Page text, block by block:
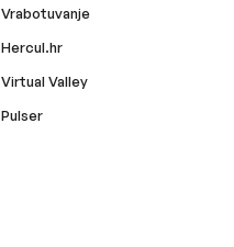
Vrabotuvanje
Hercul.hr
Virtual Valley
Pulser